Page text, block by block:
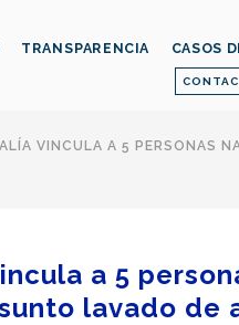
TRANSPARENCIA CASOS
VINCULA A 5 PERSONAS
a 5
lavado de